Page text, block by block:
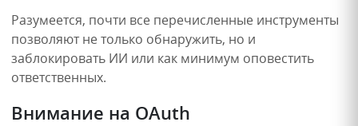
Разумеется, почти все перечисленные инструменты
позволяют не только обнаружить, но и
заблокировать ИИ или как минимум оповестить
ответственных.
Внимание на OAuth